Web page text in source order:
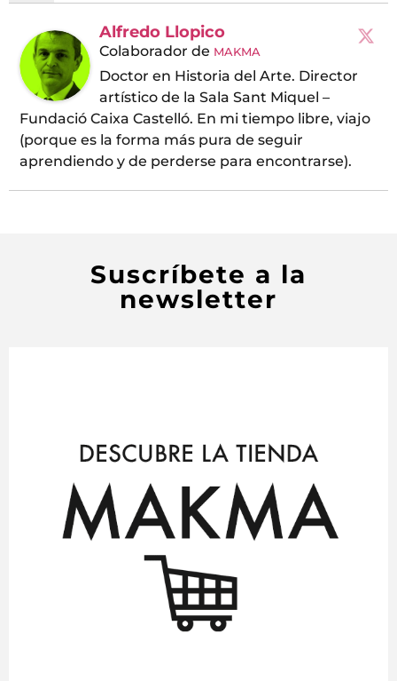
Alfredo Llopico
Colaborador de MAKMA
Doctor en Historia del Arte. Director
artístico de la Sala Sant Miquel –
Fundació Caixa Castelló. En mi tiempo libre, viajo
(porque es la forma más pura de seguir
aprendiendo y de perderse para encontrarse).
Suscríbete a la
newsletter